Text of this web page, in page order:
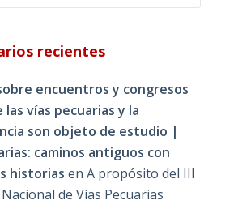
recientes
encuentros y congresos
las vías pecuarias y la
son objeto de estudio |
caminos antiguos con
historias en A propósito del III
de Vías Pecuarias